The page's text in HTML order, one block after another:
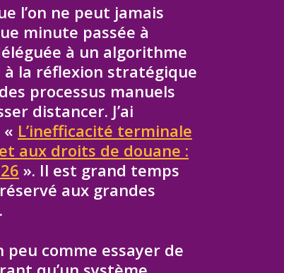
l’on ne peut jamais
minute passée à
à un algorithme
la réflexion stratégique
processus manuels
distancer. J’ai
L’inefficacité terminale
aux droits de douane :
». Il est grand temps
aux grandes
peu comme essayer de